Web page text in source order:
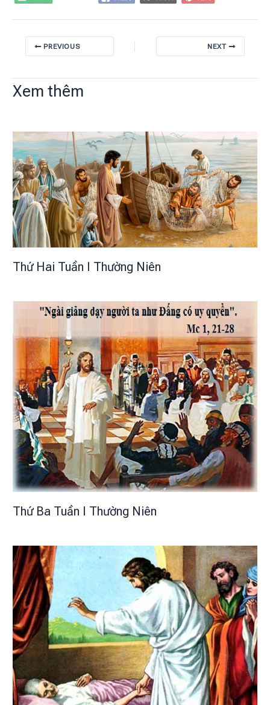
PREVIOUS NEXT
Xem thêm
Thứ Hai Tuần I Thường Niên
Thứ Ba Tuần I Thường Niên